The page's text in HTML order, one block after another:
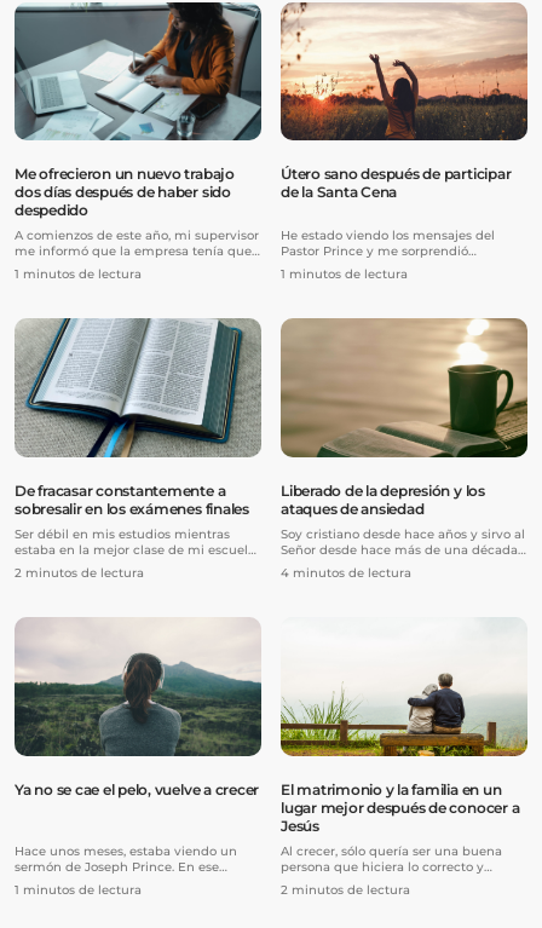
y nos dijeron que la quimioterapia
fin a mi “caminar de fe” para recibir mi
milagro, y tenía que empezar desde
cero. También creía que, si mi
respuesta tardaba o no llegaba, era
porque mi fe no era suficiente.
Me ofrecieron un nuevo trabajo
dos días después de haber sido
despedido
A comienzos de este año, mi supervisor
me informó que la empresa tenía que
prescindir de mí porque estaba
pasando por dificultades en medio de
implicaba eliminar mi puesto. Así, al
día siguiente, fui despedido.
1 minutos de lectura
Útero sano después de participar
de la Santa Cena
He estado viendo los mensajes del
Pastor Prince y me sorprendió
gratamente que la salud para mí
podría venir a través de participar del
1 minutos de lectura
De fracasar constantemente a
sobresalir en los exámenes finales
Ser débil en mis estudios mientras
estaba en la mejor clase de mi escuela
me puso mucha presión... Me esforzaba
mucho por estudiar, ya que necesitaba
curso, no podía con todas las
exámenes de clase.
2 minutos de lectura
Liberado de la depresión y los
ataques de ansiedad
Soy cristiano desde hace años y sirvo al
Señor desde hace más de una década.
En 2013, caí en depresión porque de
repente empecé a temer por mi futuro.
4 minutos de lectura
Ya no se cae el pelo, vuelve a crecer
Hace unos meses, estaba viendo un
sermón de Joseph Prince. En ese
momento, me sentía un poco
deprimido y solo. Hacia el final de su
1 minutos de lectura
El matrimonio y la familia en un
lugar mejor después de conocer a
Jesús
Al crecer, sólo quería ser una buena
persona que hiciera lo correcto y
evitará hacer cosas malas. Me casé y
tuve dos hijos. Pero mi marido y yo
2 minutos de lectura